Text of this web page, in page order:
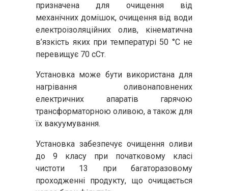
призначена для очищення від
механічних домішок, очищення від води
електроізоляційних олив, кінематична
в’язкість яких при температурі 50 °С не
перевищує 70 сСт.
Установка може бути використана для
нагрівання оливонаповнених
електричних апаратів гарячою
трансформаторною оливою, а також для
їх вакуумування.
Установка забезпечує очищення оливи
до 9 класу при початковому класі
чистоти 13 при багаторазовому
проходженні продукту, що очищається